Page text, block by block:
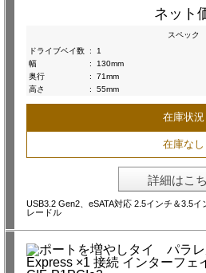
ネット
スペック
ドライブベイ数 :
1
幅
:
130mm
奥行
:
71mm
高さ
: 55mm
在庫状況
在庫なし
詳細はこ
USB3.2 Gen2、eSATA対応 2.5インチ＆3.5イ
レードル